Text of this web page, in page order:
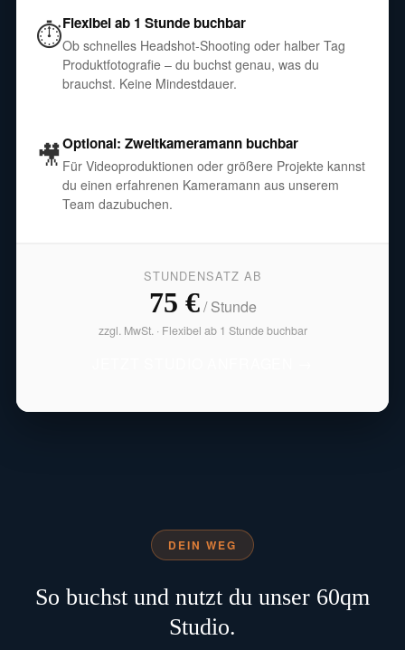
⏱️Flexibel ab 1 Stunde buchbar
Ob schnelles Headshot-Shooting oder halber Tag
Produktfotografie – du buchst genau, was du
brauchst. Keine Mindestdauer.
🎥Optional: Zweitkameramann buchbar
Für Videoproduktionen oder größere Projekte kannst
du einen erfahrenen Kameramann aus unserem
Team dazubuchen.
STUNDENSATZ AB
75 €/ Stunde
zzgl. MwSt. · Flexibel ab 1 Stunde buchbar
DEIN WEG
So buchst und nutzt du unser 60qm
Studio.